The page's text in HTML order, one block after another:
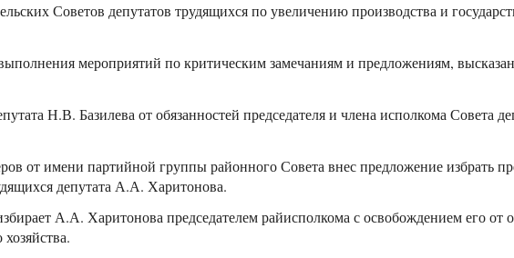
Советов депутатов трудящихся по увеличению производства и
мероприятий по критическим замечаниям и предложениям,
Н.В. Базилева от обязанностей председателя и члена исполкома Совета
от имени партийной группы районного Совета внес предложение избрать
депутата А.А. Харитонова.
А.А. Харитонова председателем райисполкома с освобождением его от